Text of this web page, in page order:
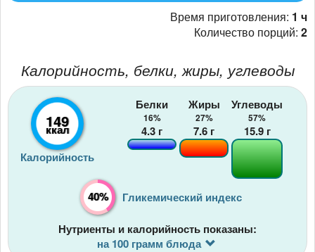
Время приготовления: 1 ч
Количество порций: 2
Калорийность, белки, жиры, углеводы
149
ккал
Калорийность
Белки
16%
4.3 г
Жиры
27%
7.6 г
Углеводы
57%
15.9г
40% Гликемический индекс
Нутриенты и калорийность показаны:
на 100 грамм блюда